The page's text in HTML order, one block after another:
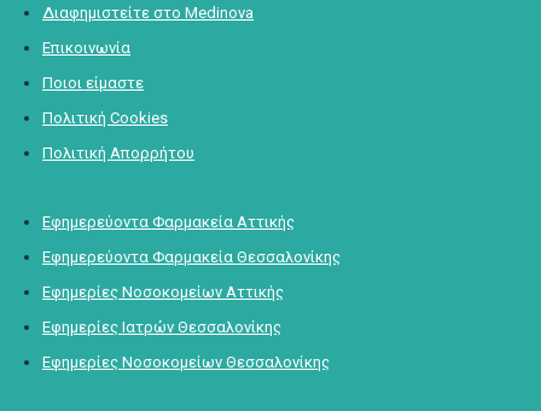
Διαφημιστείτε στο Medinova
Επικοινωνία
Ποιοι είμαστε
Πολιτική Cookies
Πολιτική Απορρήτου
Εφημερεύοντα Φαρμακεία Αττικής
Εφημερεύοντα Φαρμακεία Θεσσαλονίκης
Εφημερίες Νοσοκομείων Αττικής
Εφημερίες Ιατρών Θεσσαλονίκης
Εφημερίες Νοσοκομείων Θεσσαλονίκης